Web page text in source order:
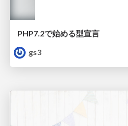
PHP7.2で始める型宣言
gs3